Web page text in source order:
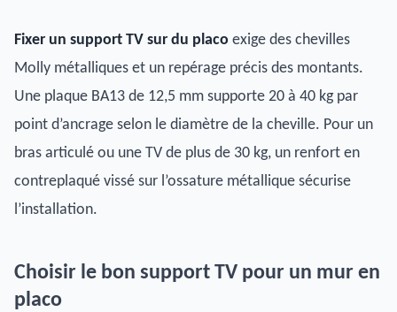
Fixer un support TV sur du placo exige des chevilles
Molly métalliques et un repérage précis des montants.
Une plaque BA13 de 12,5 mm supporte 20 à 40 kg par
point d’ancrage selon le diamètre de la cheville. Pour un
bras articulé ou une TV de plus de 30 kg, un renfort en
contreplaqué vissé sur l’ossature métallique sécurise
l’installation.
Choisir le bon support TV pour un mur en
placo